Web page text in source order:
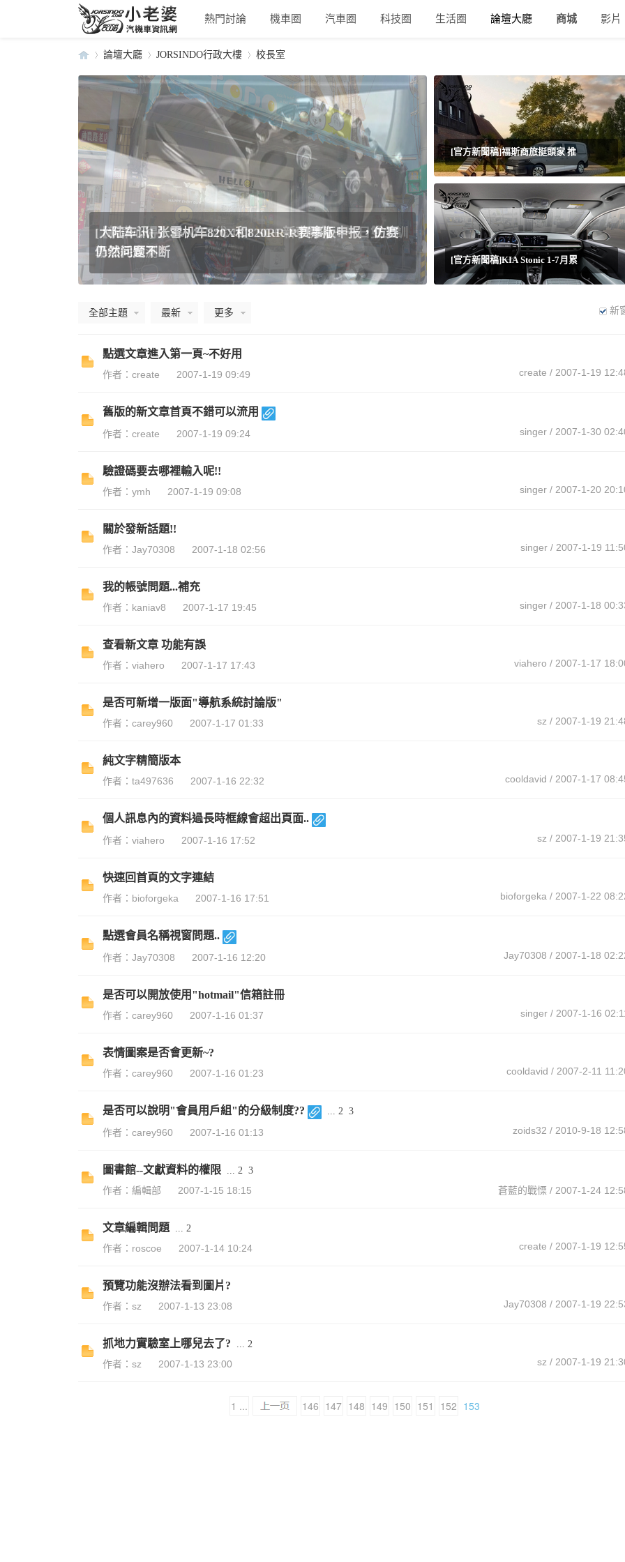
熱門討論 機車圈 汽車圈 科技圈 生活圈 論壇大廳 商城 影片
老
汽
資
網
論壇大廳
›
JORSINDO行政大樓
›
校長室
[大陆车讯] 张雪机车820X和820RR-R赛事版申报，仿赛
仍然问题不断
[官方新聞稿]福斯商旅挺頭家 推
[官方新聞稿]KIA Stonic 1-7月累
全部主題 最新 更多 新
點選文章進入第一頁~不好用
作者：create 2007-1-19 09:49 create / 2007-1-19
舊版的新文章首頁不錯可以流用
作者：create 2007-1-19 09:24 singer / 2007-1-30
驗證碼要去哪裡輸入呢!!
作者：ymh 2007-1-19 09:08 singer / 2007-1-20
關於發新話題!!
作者：Jay70308 2007-1-18 02:56 singer / 2007-1-19
我的帳號問題...補充
作者：kaniav8 2007-1-17 19:45 singer / 2007-1-18
查看新文章 功能有誤
作者：viahero 2007-1-17 17:43 viahero / 2007-1-17
是否可新增一版面"導航系統討論版"
作者：carey960 2007-1-17 01:33 sz / 2007-1-19
純文字精簡版本
作者：ta497636 2007-1-16 22:32 cooldavid / 2007-1-17
個人訊息內的資料過長時框線會超出頁面..
作者：viahero 2007-1-16 17:52 sz / 2007-1-19
快速回首頁的文字連結
作者：bioforgeka 2007-1-16 17:51 bioforgeka / 2007-1-22
點選會員名稱視窗問題..
作者：Jay70308 2007-1-16 12:20 Jay70308 / 2007-1-18
是否可以開放使用"hotmail"信箱註冊
作者：carey960 2007-1-16 01:37 singer / 2007-1-16
表情圖案是否會更新~?
作者：carey960 2007-1-16 01:23 cooldavid / 2007-2-11
是否可以說明"會員用戶組"的分級制度?? ... 2 3
作者：carey960 2007-1-16 01:13 zoids32 / 2010-9-18
圖書館--文獻資料的權限 ... 2 3
作者：編輯部 2007-1-15 18:15 蒼藍的戰慄 / 2007-1-24
文章編輯問題 ... 2
作者：roscoe 2007-1-14 10:24 create / 2007-1-19
預覽功能沒辦法看到圖片?
作者：sz 2007-1-13 23:08 Jay70308 / 2007-1-19
抓地力實驗室上哪兒去了? ... 2
作者：sz 2007-1-13 23:00 sz / 2007-1-19
1 ... 146 147 148 149 150 151 152 153